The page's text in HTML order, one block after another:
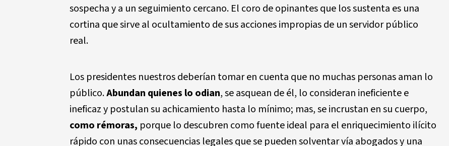
sospecha y a un seguimiento cercano. El coro de opinantes que los sustenta es una
cortina que sirve al ocultamiento de sus acciones impropias de un servidor público
real.
Los presidentes nuestros deberían tomar en cuenta que no muchas personas aman lo
público.Abundan quienes lo odian, se asquean de él, lo consideran ineficiente e
ineficaz y postulan su achicamiento hasta lo mínimo; mas, se incrustan en su cuerpo,
como rémoras, porque lo descubren como fuente ideal para el enriquecimiento ilícito
rápido con unas consecuencias legales que se pueden solventar vía abogados y una